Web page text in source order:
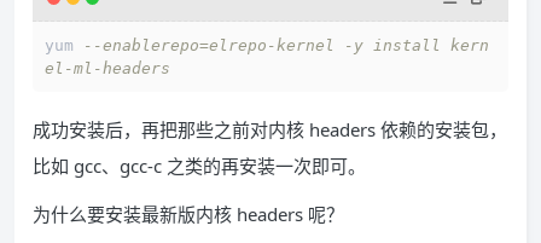
yum
--enablerepo=elrepo-kernel -y install kern
el-ml-headers
成功安装后，再把那些之前对内核 headers 依赖的安装包，
比如 gcc、gcc-c 之类的再安装一次即可。
为什么要安装最新版内核 headers 呢？